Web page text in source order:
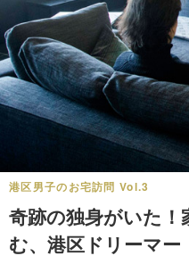
港区男子のお宅訪問 Vol.3
奇跡の独身がいた！
む、港区ドリーマー